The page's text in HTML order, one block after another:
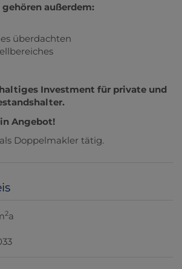
außerdem:
überdachten
Investment für private und
Angebot!
Doppelmakler tätig.
2a